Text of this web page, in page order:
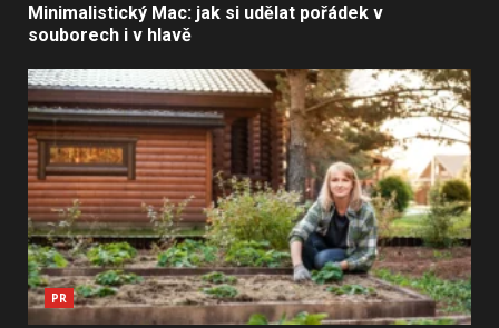
Minimalistický Mac: jak si udělat pořádek v
souborech i v hlavě
PR